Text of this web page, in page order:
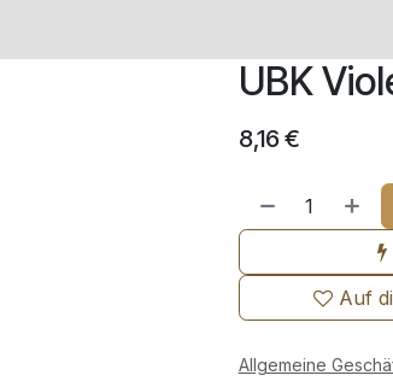
UBK
8,16 €
Auf
Allgemeine